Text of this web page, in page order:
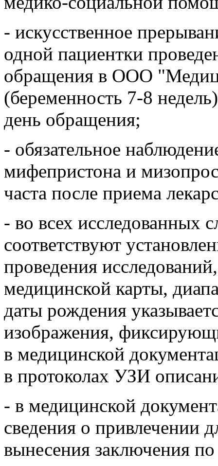
- искусственное
одной пациентки
обращения в ООО
(беременность 7-8
день обращения;
- обязательное
мифепристона и
часта после приема
- во всех исследованных
соответствуют
проведения
медицинской карты,
даты рождения
изображения,
в медицинской
в протоколах УЗИ
- в медицинской
сведения о привлечении
вынесения заключения